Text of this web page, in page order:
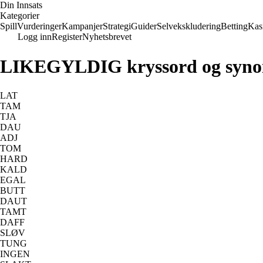
Din Innsats
Kategorier
SpillVurderingerKampanjerStrategiGuiderSelvekskluderingBetting
Logg innRegisterNyhetsbrevet
LIKEGYLDIG kryssord og
LAT
TAM
TJA
DAU
ADJ
TOM
HARD
KALD
EGAL
BUTT
DAUT
TAMT
DAFF
SLØV
TUNG
INGEN